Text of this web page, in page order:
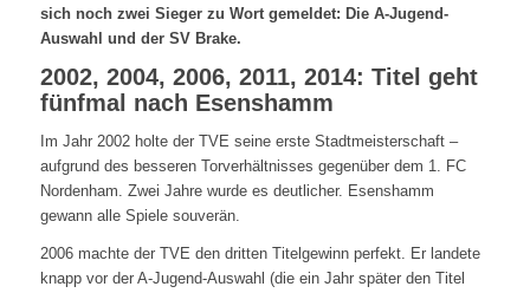
sich noch zwei Sieger zu Wort gemeldet: Die A-Jugend-
Auswahl und der SV Brake.
2002, 2004, 2006, 2011, 2014: Titel geht
fünfmal nach Esenshamm
Im Jahr 2002 holte der TVE seine erste Stadtmeisterschaft –
aufgrund des besseren Torverhältnisses gegenüber dem 1. FC
Nordenham. Zwei Jahre wurde es deutlicher. Esenshamm
gewann alle Spiele souverän.
2006 machte der TVE den dritten Titelgewinn perfekt. Er landete
knapp vor der A-Jugend-Auswahl (die ein Jahr später den Titel